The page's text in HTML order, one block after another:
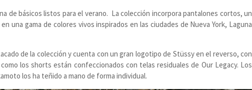
de básicos listos para el verano. La colección incorpora pantalones cortos, un
una gama de colores vivos inspirados en las ciudades de Nueva York, Laguna
de la colección y cuenta con un gran logotipo de Stüssy en el reverso, con
los shorts están confeccionados con telas residuales de Our Legacy. Los
los ha teñido a mano de forma individual.